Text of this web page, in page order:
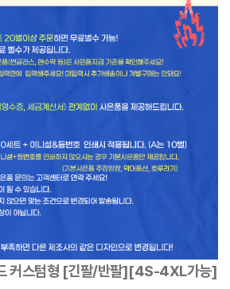
커스텀형 [긴팔/반팔][4S-4XL가능]